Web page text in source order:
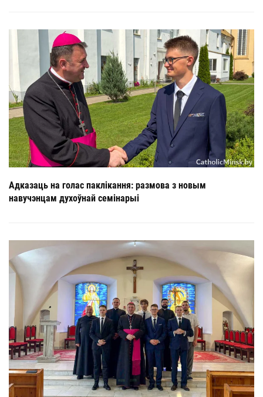
Адказаць на голас паклікання: размова з новым
навучэнцам духоўнай семінарыі